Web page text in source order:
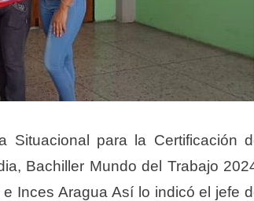
Situacional para la Certificación
Bachiller Mundo del Trabajo
Inces Aragua Así lo indicó el jefe